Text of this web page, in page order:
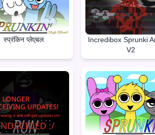
स्प्रंकिन प्लेएबल
Incredibox Sprunki
V2